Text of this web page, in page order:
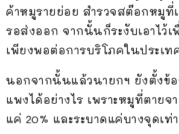
ค้าหมูรายย่อย สำรวจสต๊อกหมูที่
รอส่งออก จากนั้นก็ระงับเอาไว้
เพียงพอต่อการบริโภคในประเ
นอกจากนั้นแล้วนายกฯ ยังตั้งข้อ
แพงได้อย่างไร เพราะหมูที่ตายจ
แค่ 20% และระบาดแค่บางจุดเท่